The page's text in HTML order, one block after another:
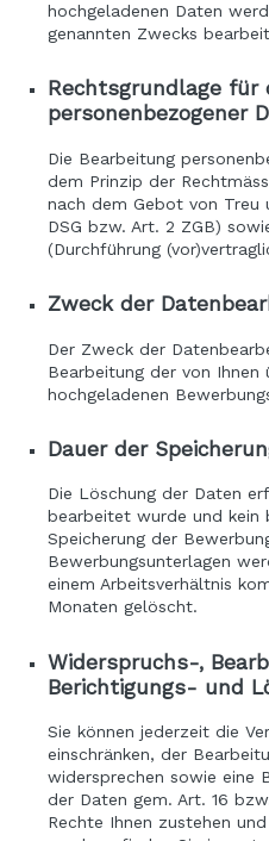
hochgeladenen Daten
genannten Zwecks
Rechtsgrundlage für
personenbezogener
Die Bearbeitung
dem Prinzip der
nach dem Gebot von Treu
DSG bzw. Art. 2 ZGB)
(Durchführung
Zweck der
Der Zweck der
Bearbeitung der von Ihnen
hochgeladenen
Dauer der
Die Löschung der Daten
bearbeitet wurde und kein
Speicherung der
Bewerbungsunterlagen
einem Arbeitsverhältnis
Monaten gelöscht.
Widerspruchs-,
Berichtigungs- und
Sie können jederzeit die
einschränken, der
widersprechen sowie eine
der Daten gem. Art. 16
Rechte Ihnen zustehen